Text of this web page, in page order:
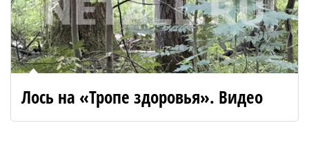
Лось на «Тропе здоровья». Видео